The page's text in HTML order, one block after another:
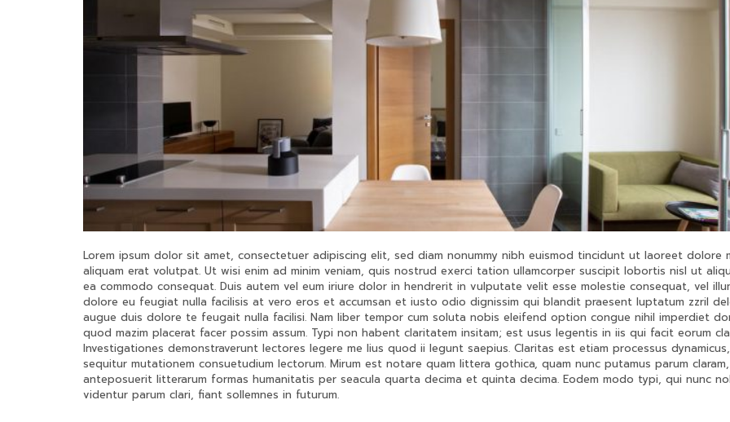
Lorem ipsum dolor sit amet, consectetuer adipiscing elit, sed diam nonummy nibh euismod tincidunt ut laoreet dolore
aliquam erat volutpat. Ut wisi enim ad minim veniam, quis nostrud exerci tation ullamcorper suscipit lobortis nisl ut
ea commodo consequat. Duis autem vel eum iriure dolor in hendrerit in vulputate velit esse molestie consequat, vel
dolore eu feugiat nulla facilisis at vero eros et accumsan et iusto odio dignissim qui blandit praesent luptatum zzril
augue duis dolore te feugait nulla facilisi. Nam liber tempor cum soluta nobis eleifend option congue nihil imperdiet
quod mazim placerat facer possim assum. Typi non habent claritatem insitam; est usus legentis in iis qui facit eorum
Investigationes demonstraverunt lectores legere me lius quod ii legunt saepius. Claritas est etiam processus
sequitur mutationem consuetudium lectorum. Mirum est notare quam littera gothica, quam nunc putamus parum claram,
anteposuerit litterarum formas humanitatis per seacula quarta decima et quinta decima. Eodem modo typi, qui nunc
videntur parum clari, fiant sollemnes in futurum.